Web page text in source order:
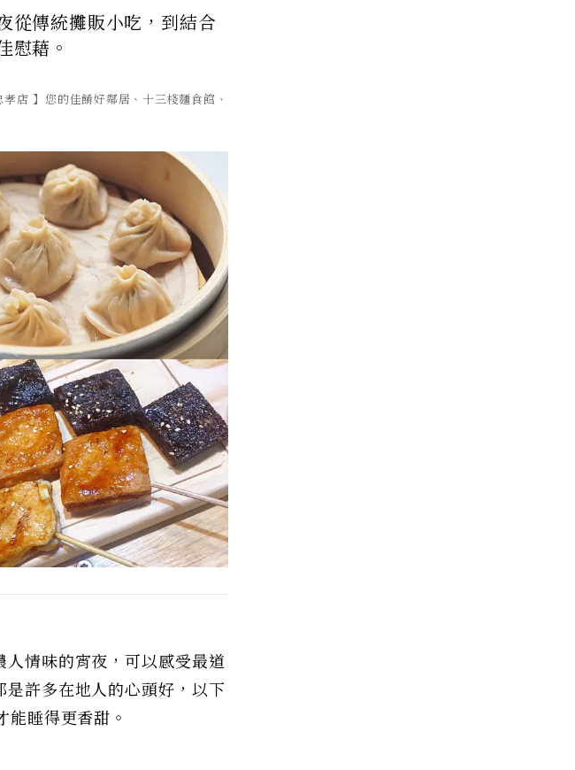
從傳統攤販小吃，到結合
慰藉。
】您的佳餚好鄰居、十三棧麵食館、
情味的宵夜，可以感受最道
許多在地人的心頭好，以下
睡得更香甜。